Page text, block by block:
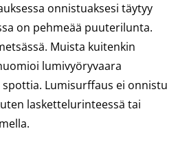
onnistuaksesi täytyy
on pehmeää puuterilunta.
Muista kuitenkin
lumivyöryvaara
spottia. Lumisurffaus ei onnistu
laskettelurinteessä tai